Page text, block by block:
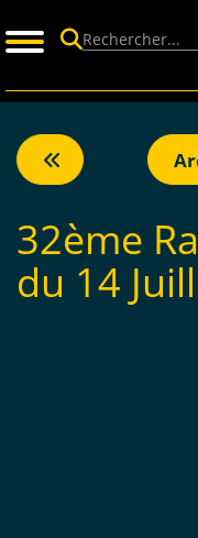
32ème
du 14